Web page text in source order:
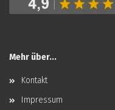
Mehr über...
Kontakt
Impressum